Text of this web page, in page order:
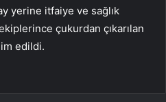
yerine itfaiye ve sağlık
çukurdan çıkarılan
edildi.